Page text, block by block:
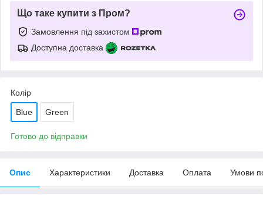
Що таке купити з Пром?
Замовлення під захистом
Доступна доставка
Колір
Blue Green
Готово до відправки
Опис Характеристики Доставка Оплата Умови